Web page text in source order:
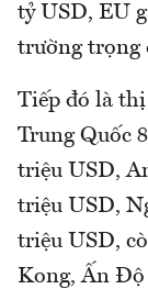
tỷ USD, EU
trường trọng
Tiếp đó là
Trung Quốc
triệu USD,
triệu USD,
triệu USD,
Kong, Ấn Độ